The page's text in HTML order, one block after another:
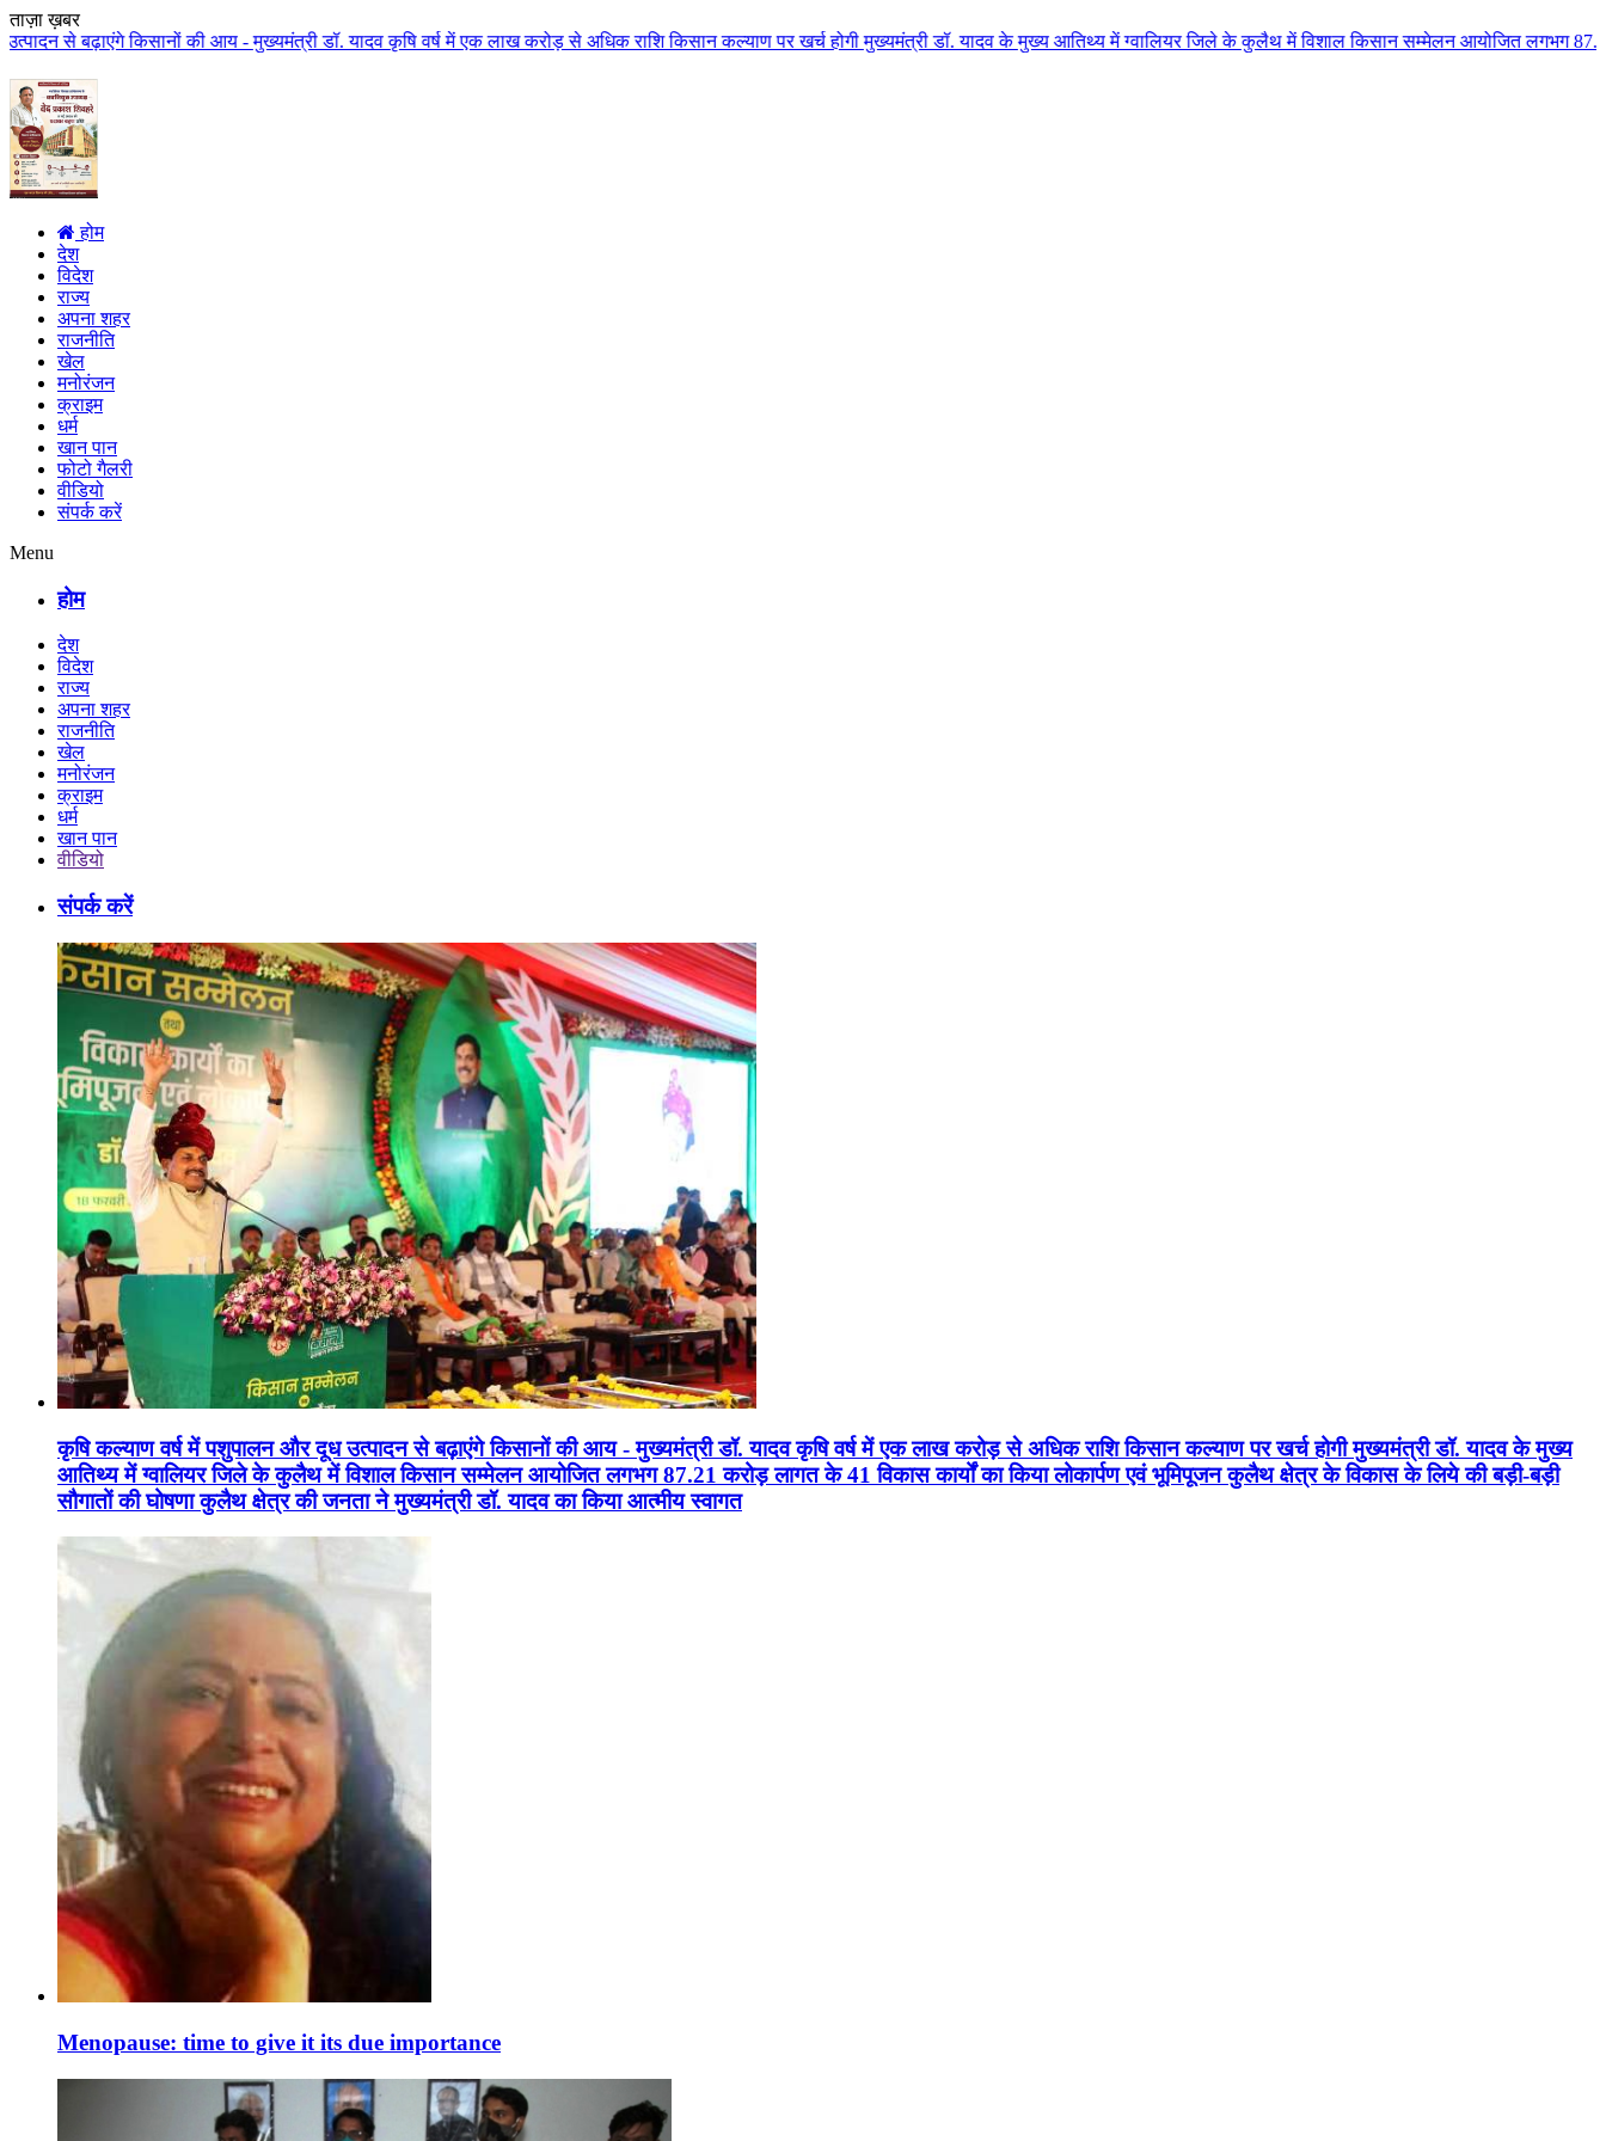
ताज़ा ख़बर
की आय - मुख्यमंत्री डॉ. यादव कृषि वर्ष में एक लाख करोड़ से अधिक राशि किसान कल्याण पर खर्च होगी मुख्यमंत्री डॉ. यादव के मुख्य आतिथ्य में ग्वालियर जिले के कुलैथ में विशाल किसान सम्मेलन आयोजित लगभग 87.21 करोड़ लागत के
होम
देश
विदेश
राज्य
अपना शहर
राजनीति
खेल
मनोरंजन
क्राइम
धर्म
खान पान
फोटो गैलरी
वीडियो
संपर्क करें
Menu
होम
देश
विदेश
राज्य
अपना शहर
राजनीति
खेल
मनोरंजन
क्राइम
धर्म
खान पान
वीडियो
संपर्क करें
कृषि कल्याण वर्ष में पशुपालन और दूध उत्पादन से बढ़ाएंगे किसानों की आय - मुख्यमंत्री डॉ. यादव कृषि वर्ष में एक लाख करोड़ से अधिक राशि किसान कल्याण पर खर्च होगी मुख्यमंत्री डॉ. यादव के मुख्य
आतिथ्य में ग्वालियर जिले के कुलैथ में विशाल किसान सम्मेलन आयोजित लगभग 87.21 करोड़ लागत के 41 विकास कार्यों का किया लोकार्पण एवं भूमिपूजन कुलैथ क्षेत्र के विकास के लिये की बड़ी-बड़ी
सौगातों की घोषणा कुलैथ क्षेत्र की जनता ने मुख्यमंत्री डॉ. यादव का किया आत्मीय स्वागत
Menopause: time to give it its due importance